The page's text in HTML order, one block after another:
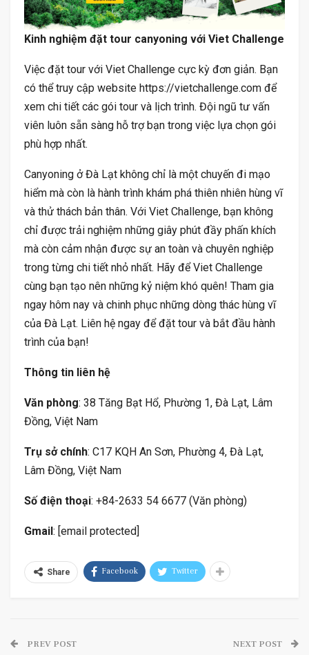
Kinh nghiệm đặt tour canyoning với Viet Challenge
Việc đặt tour với Viet Challenge cực kỳ đơn giản. Bạn
có thể truy cập website https://vietchallenge.com để
xem chi tiết các gói tour và lịch trình. Đội ngũ tư vấn
viên luôn sẵn sàng hỗ trợ bạn trong việc lựa chọn gói
phù hợp nhất.
Canyoning ở Đà Lạt không chỉ là một chuyến đi mạo
hiểm mà còn là hành trình khám phá thiên nhiên hùng vĩ
và thử thách bản thân. Với Viet Challenge, bạn không
chỉ được trải nghiệm những giây phút đầy phấn khích
mà còn cảm nhận được sự an toàn và chuyên nghiệp
trong từng chi tiết nhỏ nhất. Hãy để Viet Challenge
cùng bạn tạo nên những kỷ niệm khó quên! Tham gia
ngay hôm nay và chinh phục những dòng thác hùng vĩ
của Đà Lạt. Liên hệ ngay để đặt tour và bắt đầu hành
trình của bạn!
Thông tin liên hệ
Văn phòng: 38 Tăng Bạt Hổ, Phường 1, Đà Lạt, Lâm
Đồng, Việt Nam
Trụ sở chính: C17 KQH An Sơn, Phường 4, Đà Lạt,
Lâm Đồng, Việt Nam
Số điện thoại: +84-2633 54 6677 (Văn phòng)
Gmail: [email protected]
Share Facebook Twitter
PREV POST NEXT POST